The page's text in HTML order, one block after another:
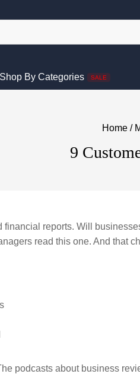
Shop By Categories SALE
Home /
9
reports. Will
read this one. And that
podcasts about business